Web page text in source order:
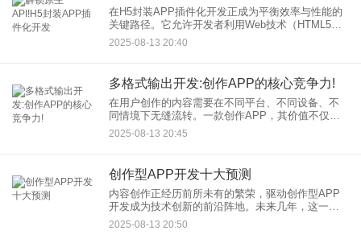
在H5封装APP插件化开发正成为平衡效率与性能的
关键路径。它允许开发者利用Web技术（HTML5、
CSS、JavaScript）构建核心功能，同时通过原生
API深度集成实现媲美原生应用的用户体验。
2025-08-13 20:40
多格式输出开发:创作APP的核心竞争力!
在用户创作的内容需要在不同平台、不同设备、不
同情境下无缝流转。一款创作APP，其价值不仅在
于强大的编辑功能，更在于能否高效、灵活地将用
户的心血转化为所需形态。多格式输出开发，正迅
2025-08-13 20:45
创作型APP开发十大预测
内容创作正经历前所未有的繁荣，驱动创作型APP
开发成为技术创新的前沿阵地。未来几年，这一领
域将迎来深刻变革。以下是十大关键预测，揭示创
作型APP开发的核心趋势： 1. AI深度赋能创作全流
2025-08-13 20:50